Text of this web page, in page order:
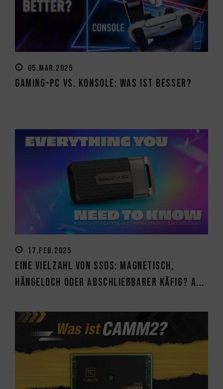
05.MAR.2025
Gaming-PC vs. Konsole: Was ist besser?
17.FEB.2025
Eine Vielzahl von SSDs: Magnetisch,
Hängeloch oder abschließbarer Käfig? A...